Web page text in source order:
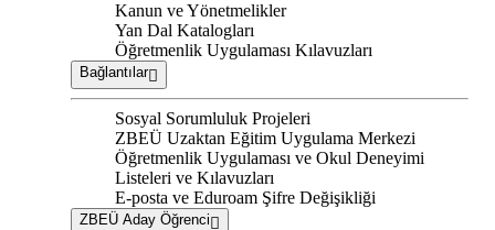
Kanun ve Yönetmelikler
Yan Dal Katalogları
Öğretmenlik Uygulaması Kılavuzları
Bağlantılar
Sosyal Sorumluluk Projeleri
ZBEÜ Uzaktan Eğitim Uygulama Merkezi
Öğretmenlik Uygulaması ve Okul Deneyimi
Listeleri ve Kılavuzları
E-posta ve Eduroam Şifre Değişikliği
ZBEÜ Aday Öğrenci